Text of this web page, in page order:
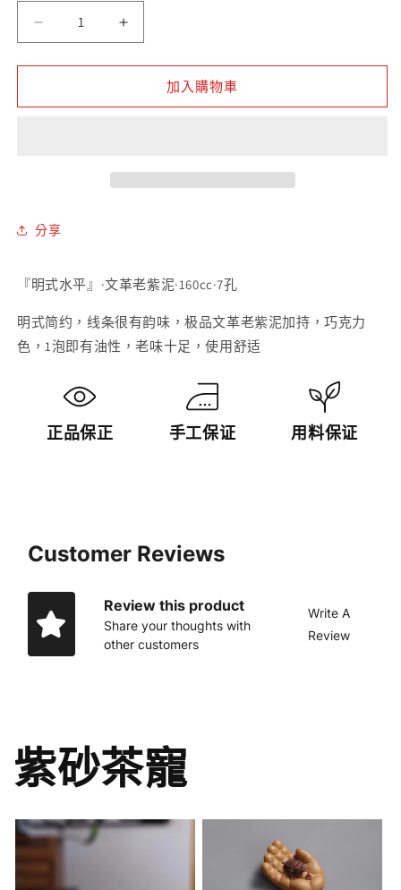
紫
平
壶
數
紫
式
壶
數
量
加入購物車
分享
『明式水平』·文革老紫泥·160cc·7孔
明式简约，线条很有韵味，极品文革老紫泥加持，巧克力
色，1泡即有油性，老味十足，使用舒适
正品保正 手工保证 用料保证
Customer Reviews
Review this product
Share your thoughts with
other customers
Write A
Review
紫砂茶寵